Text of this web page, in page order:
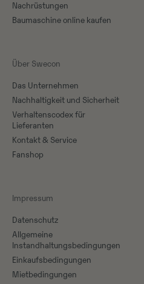
Nachrüstungen
Baumaschine online kaufen
Über Swecon
Das Unternehmen
Nachhaltigkeit und Sicherheit
Verhaltenscodex für
Lieferanten
Kontakt & Service
Fanshop
Impressum
Datenschutz
Allgemeine
Instandhaltungsbedingungen
Einkaufsbedingungen
Mietbedingungen